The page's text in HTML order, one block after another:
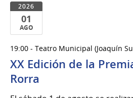
2026
01
AGO
de
Ago
del
19:00 - Teatro Municipal (Joaquín
XX Edición de la
Rorra